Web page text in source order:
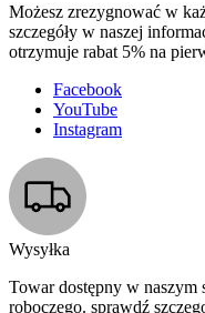
Możesz zrezygnować w
szczegóły w naszej
otrzymuje rabat 5% na
Facebook
YouTube
Instagram
Wysyłka
Towar dostępny w naszym
roboczego. sprawdź